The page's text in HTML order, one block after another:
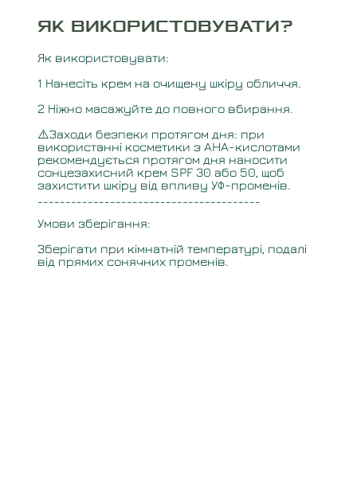
ЯК ВИКОРИСТОВУВАТИ?
Як використовувати:
1️ Нанесіть крем на очищену шкіру обличчя.
2️ Ніжно масажуйте до повного вбирання.
⚠️Заходи безпеки протягом дня: при
використанні косметики з AHA-кислотами
рекомендується протягом дня наносити
сонцезахисний крем SPF 30 або 50, щоб
захистити шкіру від впливу УФ-променів.
________________________________________
Умови зберігання:
Зберігати при кімнатній температурі, подалі
від прямих сонячних променів.